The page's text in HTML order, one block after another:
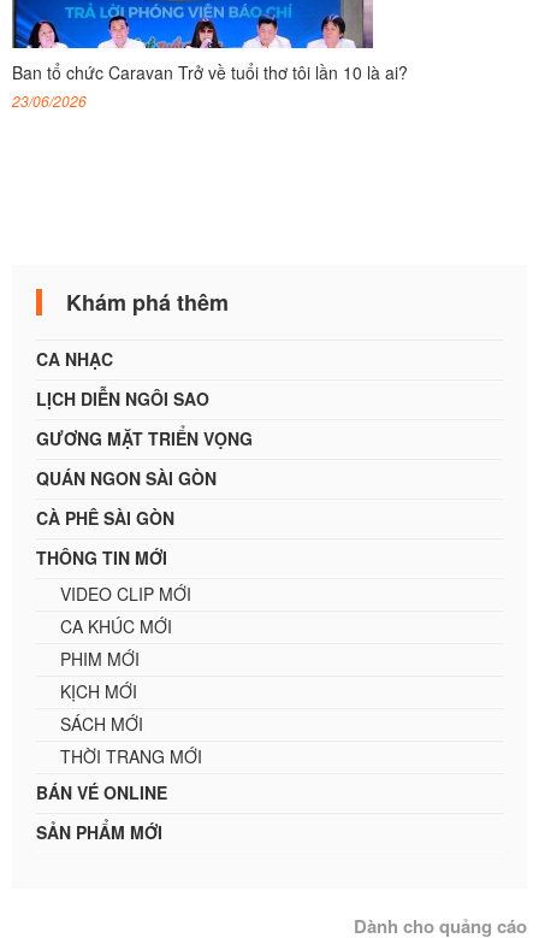
Ban tổ chức Caravan Trở về tuổi thơ tôi lần 10 là ai?
23/06/2026
Khám phá thêm
CA NHẠC
LỊCH DIỄN NGÔI SAO
GƯƠNG MẶT TRIỂN VỌNG
QUÁN NGON SÀI GÒN
CÀ PHÊ SÀI GÒN
THÔNG TIN MỚI
VIDEO CLIP MỚI
CA KHÚC MỚI
PHIM MỚI
KỊCH MỚI
SÁCH MỚI
THỜI TRANG MỚI
BÁN VÉ ONLINE
SẢN PHẨM MỚI
Dành cho quảng cáo